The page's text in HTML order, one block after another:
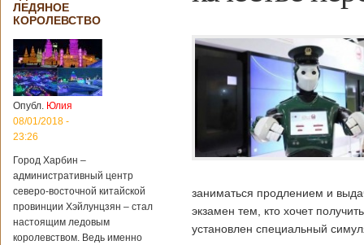
ЛЕДЯНОЕ
КОРОЛЕВСТВО
Опубл. Юлия
08/01/2018 -
23:26
Город Харбин –
административный центр
северо-восточной китайской
провинции Хэйлунцзян – стал
настоящим ледовым
королевством. Ведь именно
заниматься продлением и
экзамен тем, кто хочет
установлен специальный